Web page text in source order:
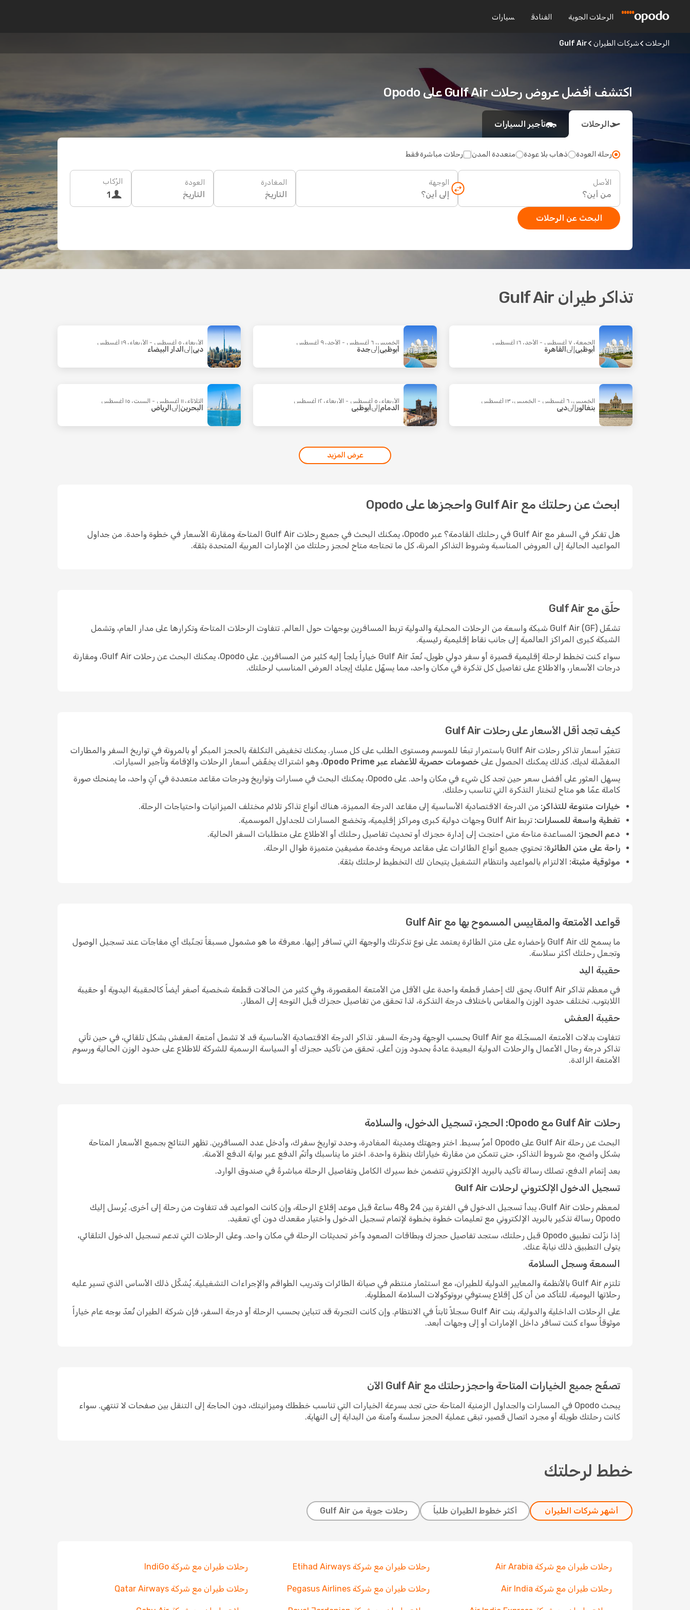
الرحلات الجوية الفنادق سيارات
الرحلات شركات الطيران Gulf Air
اكتشف أفضل عروض رحلات Gulf Air على Opodo
الرحلات تأجير السيارات
رحلة العودة ذهاب بلا عودة متعددة المدن رحلات مباشرة فقط
الأصل الوجهة المغادرة
التاريخ
العودة
التاريخ
الرُكاب
1
البحث عن الرحلات
تذاكر طيران Gulf Air
الجمعة، ٧ أغسطس - الأحد، ١٦ أغسطس
أبوظبي إلى القاهرة
الخميس، ٦ أغسطس - الأحد، ٩ أغسطس
أبوظبي إلىجدة
الأربعاء، ٥ أغسطس - الأربعاء، ١٩ أغسطس
دبي إلى الدار البيضاء
الخميس، ٦ أغسطس - الخميس، ١٣ أغسطس
بنغالور إلىدبي
الأربعاء، ٥ أغسطس - الأربعاء، ١٢ أغسطس
الدمام إلىأبوظبي
الثلاثاء، ١١ أغسطس - السبت، ١٥ أغسطس
البحرين إلى الرياض
عرض المزيد
ابحث عن رحلتك مع Gulf Air واحجزها على Opodo
هل تفكر في السفر مع Gulf Air في رحلتك القادمة؟ عبر Opodo، يمكنك البحث في جميع رحلات Gulf Air المتاحة ومقارنة الأسعار في خطوة واحدة. من جداول
المواعيد الحالية إلى العروض المناسبة وشروط التذاكر المرنة، كل ما تحتاجه متاح لحجز رحلتك من الإمارات العربية المتحدة بثقة.
حلّق مع Gulf Air
تشغّل Gulf Air (GF) شبكة واسعة من الرحلات المحلية والدولية تربط المسافرين بوجهات حول العالم. تتفاوت الرحلات المتاحة وتكرارها على مدار العام، وتشمل
الشبكة كبرى المراكز العالمية إلى جانب نقاط إقليمية رئيسية.
سواء كنت تخطط لرحلة إقليمية قصيرة أو سفر دولي طويل، تُعدّ Gulf Air خياراً يلجأ إليه كثير من المسافرين. على Opodo، يمكنك البحث عن رحلات Gulf Air، ومقارنة
درجات الأسعار، والاطلاع على تفاصيل كل تذكرة في مكان واحد، مما يسهّل عليك إيجاد العرض المناسب لرحلتك.
كيف تجد أقل الأسعار على رحلات Gulf Air
تتغيّر أسعار تذاكر رحلات Gulf Air باستمرار تبعًا للموسم ومستوى الطلب على كل مسار. يمكنك تخفيض التكلفة بالحجز المبكر أو بالمرونة في تواريخ السفر والمطارات
المفضّلة لديك. كذلك يمكنك الحصول على خصومات حصرية للأعضاء عبر Opodo Prime
، وهو اشتراك يخفّض أسعار الرحلات والإقامة وتأجير السيارات.
يسهل العثور على أفضل سعر حين تجد كل شيء في مكان واحد. على Opodo، يمكنك البحث في مسارات وتواريخ ودرجات مقاعد متعددة في آنٍ واحد، ما يمنحك صورة
كاملة عمّا هو متاح لتختار التذكرة التي تناسب رحلتك.
خيارات متنوعة للتذاكر: من الدرجة الاقتصادية الأساسية إلى مقاعد الدرجة المميزة، هناك أنواع تذاكر تلائم مختلف الميزانيات واحتياجات الرحلة.
تغطية واسعة للمسارات: تربط Gulf Air وجهات دولية كبرى ومراكز إقليمية، وتخضع المسارات للجداول الموسمية.
دعم الحجز: المساعدة متاحة متى احتجت إلى إدارة حجزك أو تحديث تفاصيل رحلتك أو الاطلاع على متطلبات السفر الحالية.
راحة على متن الطائرة: تحتوي جميع أنواع الطائرات على مقاعد مريحة وخدمة مضيفين متميزة طوال الرحلة.
موثوقية مثبتة: الالتزام بالمواعيد وانتظام التشغيل يتيحان لك التخطيط لرحلتك بثقة.
قواعد الأمتعة والمقاييس المسموح بها مع Gulf Air
ما يسمح لك Gulf Air بإحضاره على متن الطائرة يعتمد على نوع تذكرتك والوجهة التي تسافر إليها. معرفة ما هو مشمول مسبقاً تجنّبك أي مفاجآت عند تسجيل الوصول
وتجعل رحلتك أكثر سلاسة.
حقيبة اليد
في معظم تذاكر Gulf Air، يحق لك إحضار قطعة واحدة على الأقل من الأمتعة المقصورة، وفي كثير من الحالات قطعة شخصية أصغر أيضاً كالحقيبة اليدوية أو حقيبة
اللابتوب. تختلف حدود الوزن والمقاس باختلاف درجة التذكرة، لذا تحقق من تفاصيل حجزك قبل التوجه إلى المطار.
حقيبة العفش
تتفاوت بدلات الأمتعة المسجّلة مع Gulf Air بحسب الوجهة ودرجة السفر. تذاكر الدرجة الاقتصادية الأساسية قد لا تشمل أمتعة العفش بشكل تلقائي، في حين تأتي
تذاكر درجة رجال الأعمال والرحلات الدولية البعيدة عادةً بحدود وزن أعلى. تحقق من تأكيد حجزك أو السياسة الرسمية للشركة للاطلاع على حدود الوزن الحالية ورسوم
الأمتعة الزائدة.
رحلات Gulf Air مع Opodo: الحجز، تسجيل الدخول، والسلامة
البحث عن رحلة Gulf Air على Opodo أمرٌ بسيط. اختر وجهتك ومدينة المغادرة، وحدد تواريخ سفرك، وأدخل عدد المسافرين. تظهر النتائج بجميع الأسعار المتاحة
بشكل واضح، مع شروط التذاكر، حتى تتمكن من مقارنة خياراتك بنظرة واحدة. اختر ما يناسبك وأتمّ الدفع عبر بوابة الدفع الآمنة.
بعد إتمام الدفع، تصلك رسالة تأكيد بالبريد الإلكتروني تتضمن خط سيرك الكامل وتفاصيل الرحلة مباشرةً في صندوق الوارد.
تسجيل الدخول الإلكتروني لرحلات Gulf Air
لمعظم رحلات Gulf Air، يبدأ تسجيل الدخول في الفترة بين 24 و48 ساعةً قبل موعد إقلاع الرحلة، وإن كانت المواعيد قد تتفاوت من رحلة إلى أخرى. يُرسل إليك
Opodo رسالة تذكير بالبريد الإلكتروني مع تعليمات خطوة بخطوة لإتمام تسجيل الدخول واختيار مقعدك دون أي تعقيد.
إذا نزّلت تطبيق Opodo قبل رحلتك، ستجد تفاصيل حجزك وبطاقات الصعود وآخر تحديثات الرحلة في مكان واحد. وعلى الرحلات التي تدعم تسجيل الدخول التلقائي،
يتولى التطبيق ذلك نيابةً عنك.
السمعة وسجل السلامة
تلتزم Gulf Air بالأنظمة والمعايير الدولية للطيران، مع استثمار منتظم في صيانة الطائرات وتدريب الطواقم والإجراءات التشغيلية. يُشكّل ذلك الأساس الذي تسير عليه
رحلاتها اليومية، للتأكد من أن كل إقلاع يستوفي بروتوكولات السلامة المطلوبة.
على الرحلات الداخلية والدولية، بنت Gulf Air سجلاً ثابتاً في الانتظام. وإن كانت التجربة قد تتباين بحسب الرحلة أو درجة السفر، فإن شركة الطيران تُعدّ بوجه عام خياراً
موثوقاً سواء كنت تسافر داخل الإمارات أو إلى وجهات أبعد.
تصفّح جميع الخيارات المتاحة واحجز رحلتك مع Gulf Air الآن
يبحث Opodo في المسارات والجداول الزمنية المتاحة حتى تجد بسرعة الخيارات التي تناسب خططك وميزانيتك، دون الحاجة إلى التنقل بين صفحات لا تنتهي. سواء
كانت رحلتك طويلة أو مجرد اتصال قصير، تبقى عملية الحجز سلسة وآمنة من البداية إلى النهاية.
خطط لرحلتك
أشهر شركات الطيران أكثر خطوط الطيران طلباً رحلات جوية من Gulf Air
رحلات طيران مع شركة Air Arabia رحلات طيران مع شركة Etihad Airways رحلات طيران مع شركة IndiGo
رحلات طيران مع شركة Air India رحلات طيران مع شركة Pegasus Airlines رحلات طيران مع شركة Qatar Airways